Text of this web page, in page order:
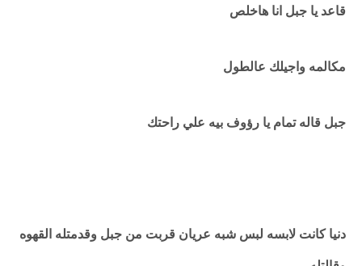
قاعد يا جبل انا هاخلص
مكالمه واجيلك عالطول
جبل قاله تمام يا رؤوف بيه علي راحتك
دنيا كانت لابسه لبس شبه عريان قربت من جبل وقدمتله القهوه